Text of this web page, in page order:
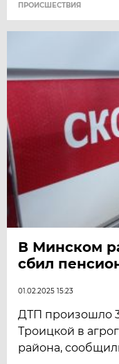
ПРОИСШЕСТВИЯ
В Минском
сбил
01.02.2025 15:23
ДТП произошло
Троицкой в
района,